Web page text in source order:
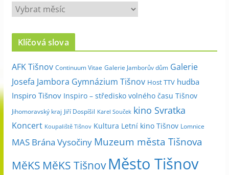
A
c
v
d
l
e
m
s
í
Klíčová slova
AFK Tišnov Continuum Vitae Galerie Jamborův dům Galerie
Josefa Jambora Gymnázium Tišnov Host TTV hudba
Inspiro Tišnov Inspiro – středisko volného času Tišnov
Jihomoravský kraj Jiří Dospíšil Karel Souček kino Svratka
Koncert Koupaliště Tišnov Kultura Letní kino Tišnov Lomnice
MAS Brána Vysočiny Muzeum města Tišnova
MěKS MěKS Tišnov Město Tišnov